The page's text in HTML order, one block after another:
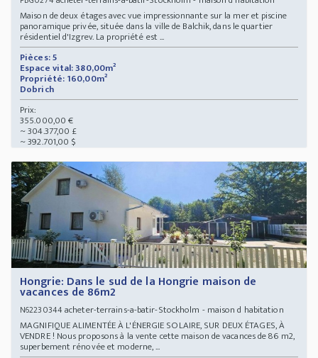
Maison de deux étages avec vue impressionnante sur la mer et piscine
panoramique privée, située dans la ville de Balchik, dans le quartier
résidentiel d'Izgrev. La propriété est ...
Pièces: 5
Espace vital: 380,00m²
Propriété: 160,00m²
Dobrich
Prix:
355.000,00 €
~ 304.377,00 £
~ 392.701,00 $
Hongrie: Dans le sud de la Hongrie maison de
vacances de 86m2
N62230344acheter-terrains-a-batir-Stockholm - maison d habitation
MAGNIFIQUE ALIMENTÉE À L'ÉNERGIE SOLAIRE, SUR DEUX ÉTAGES, À
VENDRE ! Nous proposons à la vente cette maison de vacances de 86 m2,
superbement rénovée et moderne, ...